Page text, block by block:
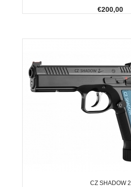
€200,00
CZ SHADOW 2